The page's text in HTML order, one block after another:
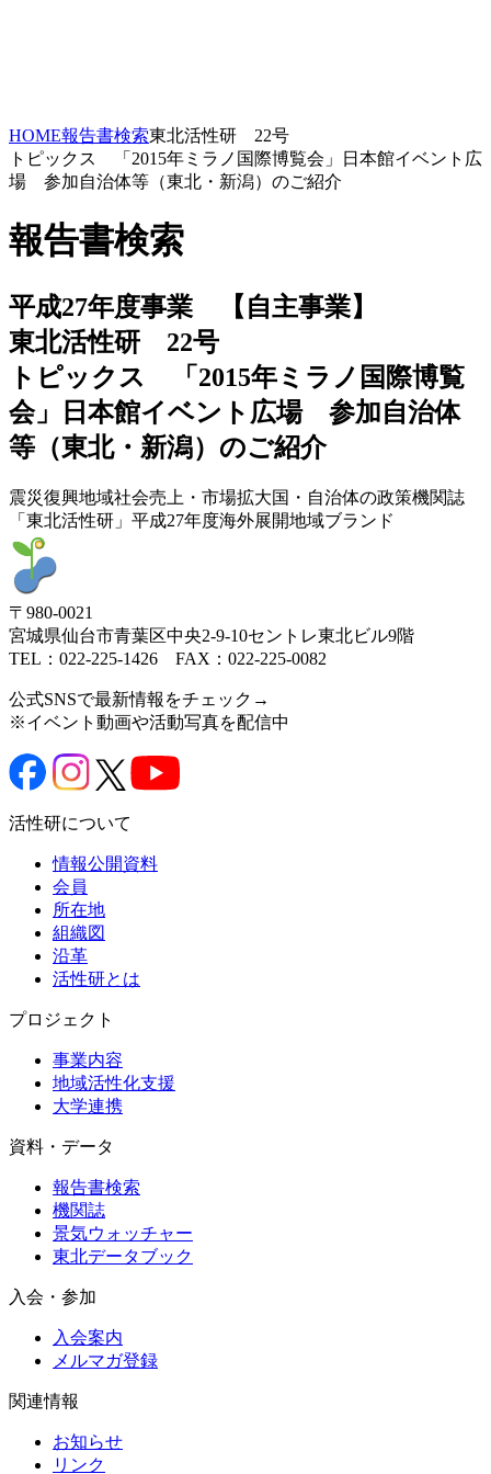
HOME報告書検索東北活性研 22号
トピックス 「2015年ミラノ国際博覧会」日本館イベント広
場 参加自治体等（東北・新潟）のご紹介
報告書検索
平成27年度事業 【自主事業】
東北活性研 22号
トピックス 「2015年ミラノ国際博覧
会」日本館イベント広場 参加自治体
等（東北・新潟）のご紹介
震災復興地域社会売上・市場拡大国・自治体の政策機関誌
「東北活性研」 平成27年度海外展開地域ブランド
〒980-0021
宮城県仙台市青葉区中央2-9-10セントレ東北ビル9階
TEL：022-225-1426 FAX：022-225-0082
公式SNSで最新情報をチェック→
※イベント動画や活動写真を配信中
活性研について
情報公開資料
会員
所在地
組織図
沿革
活性研とは
プロジェクト
事業内容
地域活性化支援
大学連携
資料・データ
報告書検索
機関誌
景気ウォッチャー
東北データブック
入会・参加
入会案内
メルマガ登録
関連情報
お知らせ
リンク